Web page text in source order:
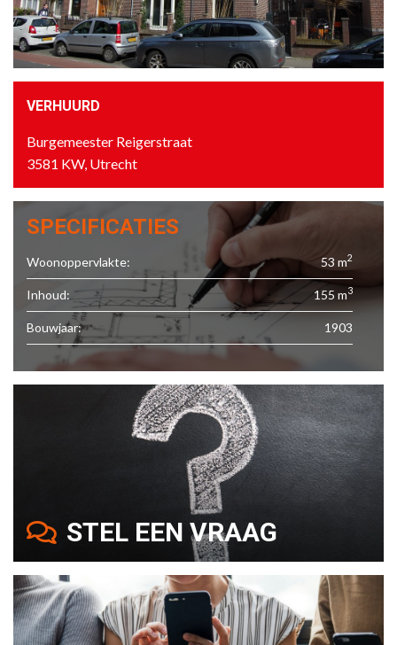
VERHUURD
Burgemeester Reigerstraat
3581 KW, Utrecht
SPECIFICATIES
Woonoppervlakte: 53 m2
Inhoud: 155 m3
Bouwjaar: 1903
STEL EEN VRAAG